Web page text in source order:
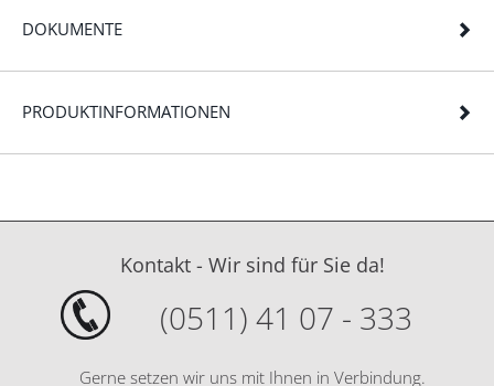
DOKUMENTE
PRODUKTINFORMATIONEN
Kontakt - Wir sind für Sie da!
(0511) 41 07 - 333
Gerne setzen wir uns mit Ihnen in Verbindung.